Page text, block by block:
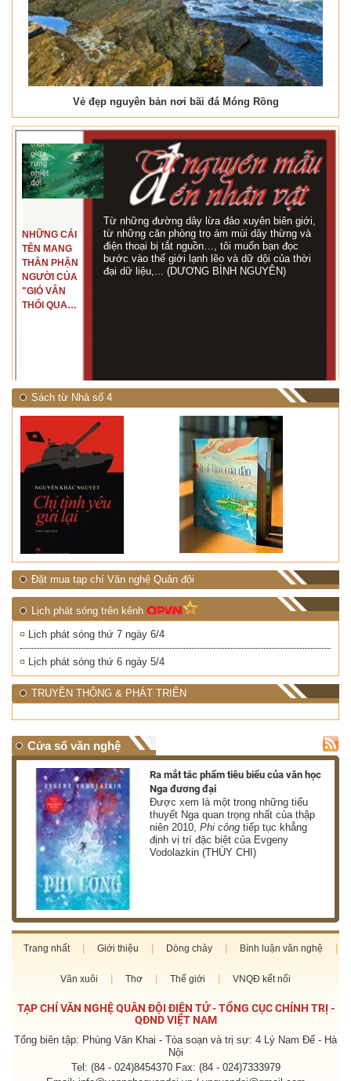
Vẻ đẹp nguyên bản nơi bãi đá Móng Rồng
NHỮNG CÁI
TÊN MANG
THÂN PHẬN
NGƯỜI CỦA
"GIÓ VẪN
THỔI QUA
Từ những đường dây lừa đảo xuyên biên giới,
từ những căn phòng trọ ám mùi dây thừng và
điện thoại bị tắt nguồn…, tôi muốn bạn đọc
bước vào thế giới lạnh lẽo và dữ dội của thời
đại dữ liệu,... (DƯƠNG BÌNH NGUYÊN)
Sách từ Nhà số 4
Đặt mua tạp chí Văn nghệ Quân đội
Lịch phát sóng trên kênh
Lịch phát sóng thứ 7 ngày 6/4
Lịch phát sóng thứ 6 ngày 5/4
TRUYỀN THÔNG & PHÁT TRIỂN
Cửa sổ văn nghệ
Ra mắt tác phẩm tiêu biểu của văn học
Nga đương đại
Được xem là một trong những tiểu
thuyết Nga quan trọng nhất của thập
niên 2010,Phi công tiếp tục khẳng
định vị trí đặc biệt của Evgeny
Vodolazkin (THÙY CHI)
Trang nhất Giới thiệu Dòng chảy Bình luận văn nghệ
Văn xuôi Thơ Thế giới VNQĐ kết nối
TẠP CHÍ VĂN NGHỆ QUÂN ĐỘI ĐIỆN TỬ - TỔNG CỤC CHÍNH TRỊ -
QĐND VIỆT NAM
Tổng biên tập: Phùng Văn Khai - Tòa soạn và trị sự: 4 Lý Nam Đế - Hà
Nội
Tel: (84 - 024)8454370 Fax: (84 - 024)7333979